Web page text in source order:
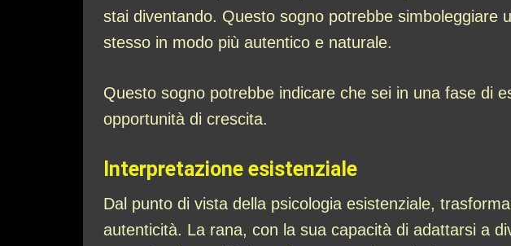
stai diventando. Questo sogno potrebbe simboleggiare
stesso in modo più autentico e naturale.
Questo sogno potrebbe indicare che sei in una fase di
opportunità di crescita.
Interpretazione esistenziale
Dal punto di vista della psicologia esistenziale,
autenticità. La rana, con la sua capacità di adattarsi a